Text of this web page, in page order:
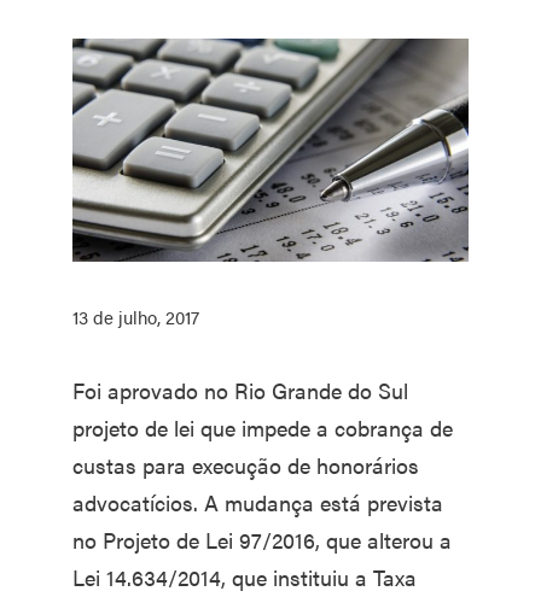
13 de julho, 2017
Foi aprovado no Rio Grande do Sul
projeto de lei que impede a cobrança de
custas para execução de honorários
advocatícios. A mudança está prevista
no Projeto de Lei 97/2016, que alterou a
Lei 14.634/2014, que instituiu a Taxa